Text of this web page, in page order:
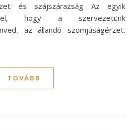
és szájszárazság Az egyik
jel, hogy a szervezetünk
az állandó szomjúságérzet.
TOVÁBB